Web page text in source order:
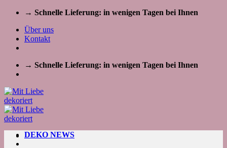
Zum
springen
→ Schnelle Lieferung: in wenigen Tagen bei Ihnen
Über uns
Kontakt
→ Schnelle Lieferung: in wenigen Tagen bei Ihnen
DEKO NEWS